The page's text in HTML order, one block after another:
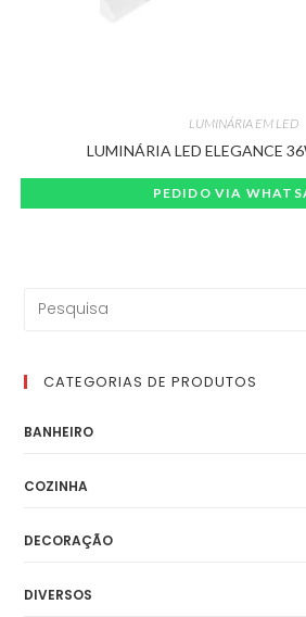
LUMINÁRIA EM LED
LUMINÁRIA LED ELEGANCE
PEDIDO VIA
CATEGORIAS DE PRODUTOS
BANHEIRO
COZINHA
DECORAÇÃO
DIVERSOS